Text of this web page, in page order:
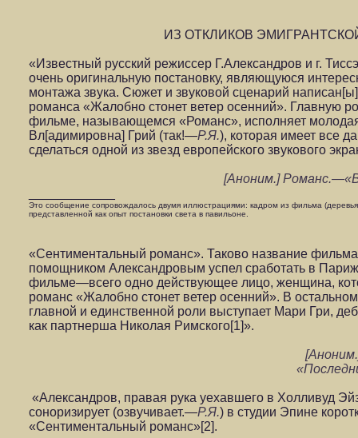
ИЗ ОТКЛИКОВ
«Известный русский режиссер Г.Александров и г.
очень оригинальную постановку, являющуюся
монтажа звука. Сюжет и звуковой сценарий
романса «Жалобно стонет ветер осенний». Главную
фильме, называющемся «Романс», исполняет
Вл[адимировна] Грий (так!—Р.Я.), которая имеет все
сделаться одной из звезд европейского звукового
[Аноним.]
Это сообщение сопровождалось двумя иллюстрациями: кадром из фильма
представленной как опыт постановки света в павильоне.
«Сентиментальный романс». Таково название
помощником Александровым успел сработать в
фильме—всего одно действующее лицо, женщина,
романс «Жалобно стонет ветер осенний». В
главной и единственной роли выступает Мари Гри,
как партнерша Николая Римского[1]».
«Александров, правая рука уехавшего в Холливуд
соноризирует (озвучивает.—Р.Я.) в студии Эпине
«Сентиментальный романс»[2].